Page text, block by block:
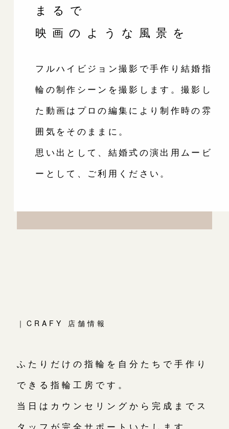
まるで
映画のような風景を
フルハイビジョン撮影で手作り結婚指
輪の制作シーンを撮影します。撮影し
た動画はプロの編集により制作時の雰
囲気をそのままに。
思い出として、結婚式の演出用ムービ
ーとして、ご利用ください。
｜CRAFY 店舗情報
ふたりだけの指輪を自分たちで手作り
できる指輪工房です。
当日はカウンセリングから完成までス
タッフが完全サポートいたします。